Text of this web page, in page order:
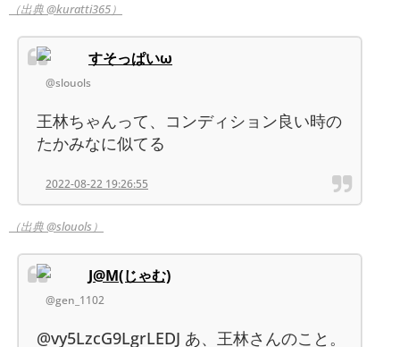
（出典 @kuratti365）
すそっぱいω
@slouols
王林ちゃんって、コンディション良い時の
たかみなに似てる
2022-08-22 19:26:55
（出典 @slouols）
J@M(じゃむ)
@gen_1102
@vy5LzcG9LgrLEDJ あ、王林さんのこと。